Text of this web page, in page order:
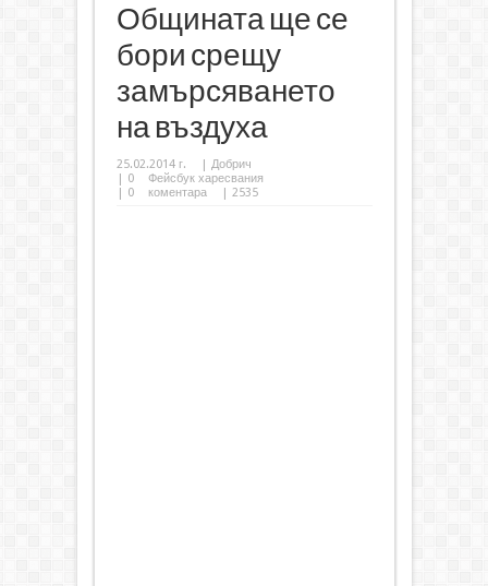
Общината ще се
бори срещу
замърсяването
на въздуха
25.02.2014 г. | Добрич
| 0
Фейсбук харесвания
| 0 коментара | 2535